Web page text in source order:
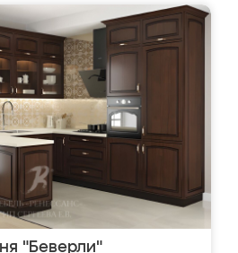
"Беверли"